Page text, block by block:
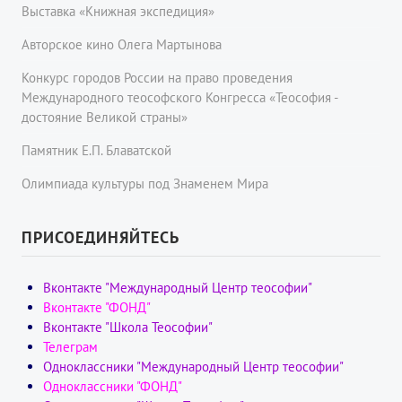
Выставка «Книжная экспедиция»
Авторское кино Олега Мартынова
Конкурс городов России на право проведения
Международного теософского Конгресса «Теософия -
достояние Великой страны»
Памятник Е.П. Блаватской
Олимпиада культуры под Знаменем Мира
ПРИСОЕДИНЯЙТЕСЬ
Вконтакте "Международный Центр теософии"
Вконтакте "ФОНД"
Вконтакте "Школа Теософии"
Телеграм
Одноклассники "Международный Центр теософии"
Одноклассники "ФОНД"